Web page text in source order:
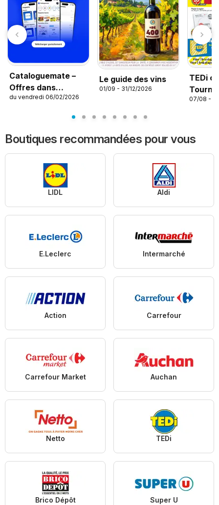
Cataloguemate –
Offres dans
l’application
du vendredi 06/02/2026
Le guide des vins
01/09 - 31/12/2026
TEDi
07/08 -
Boutiques recommandées pour vous
LIDL Aldi
E.Leclerc Intermarché
Action Carrefour
Carrefour Market Auchan
Netto TEDi
Brico Dépôt Super U